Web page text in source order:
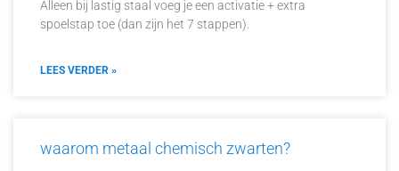
Alleen bij lastig staal voeg je een activatie + extra
spoelstap toe (dan zijn het 7 stappen).
LEES VERDER »
waarom metaal chemisch zwarten?